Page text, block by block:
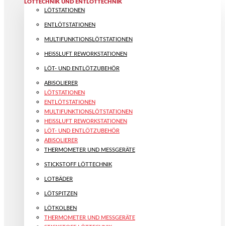
LÖTTECHNIK UND ENTLÖTTECHNIK
LÖTSTATIONEN
ENTLÖTSTATIONEN
MULTIFUNKTIONS­LÖTSTATIONEN
HEISSLUFT REWORKSTATIONEN
LÖT- UND ENTLÖTZUBEHÖR
ABISOLIERER
LÖTSTATIONEN
ENTLÖTSTATIONEN
MULTIFUNKTIONS­LÖTSTATIONEN
HEISSLUFT REWORKSTATIONEN
LÖT- UND ENTLÖTZUBEHÖR
ABISOLIERER
THERMOMETER UND MESSGERÄTE
STICKSTOFF LÖTTECHNIK
LOTBÄDER
LÖTSPITZEN
LÖTKOLBEN
THERMOMETER UND MESSGERÄTE